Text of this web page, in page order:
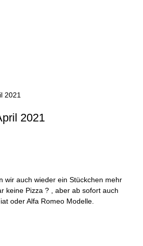
2021
2021
wir auch wieder ein Stückchen mehr
keine Pizza ? , aber ab sofort auch
oder Alfa Romeo Modelle.